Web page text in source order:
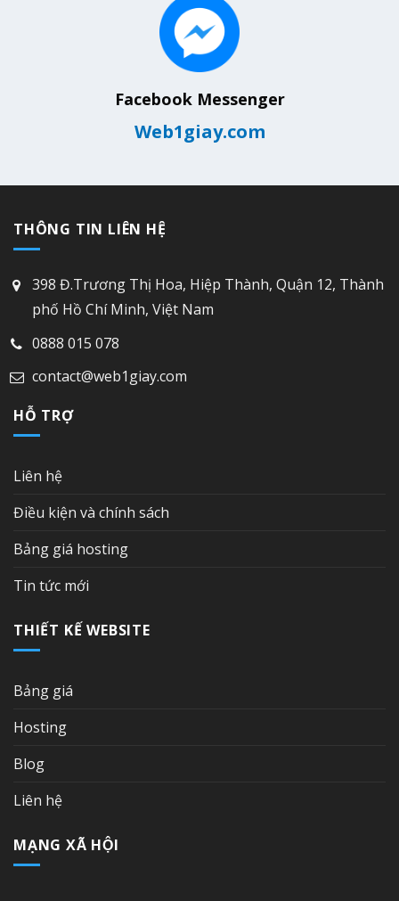
Facebook Messenger
Web1giay.com
THÔNG TIN LIÊN HỆ
398 Đ.Trương Thị Hoa, Hiệp Thành, Quận 12, Thành
phố Hồ Chí Minh, Việt Nam
0888 015 078
contact@web1giay.com
HỖ TRỢ
Liên hệ
Điều kiện và chính sách
Bảng giá hosting
Tin tức mới
THIẾT KẾ WEBSITE
Bảng giá
Hosting
Blog
Liên hệ
MẠNG XÃ HỘI